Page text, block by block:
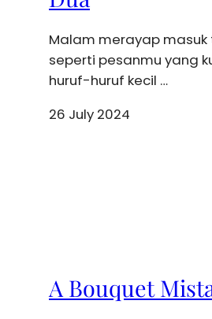
Malam merayap
seperti pesanmu yang
huruf-huruf kecil …
26 July 2024
A Bouquet